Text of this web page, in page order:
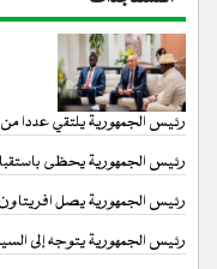
رئيس الجمهورية يلتقي عددا
رئيس الجمهورية يحظى باستقبال
رئيس الجمهورية يصل
رئيس الجمهورية يتوجه إلى